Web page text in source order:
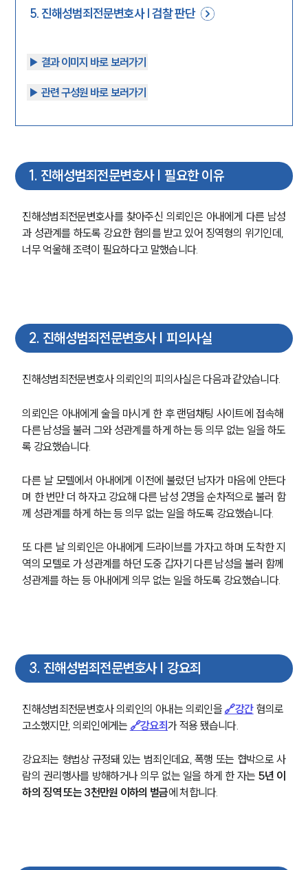
5. 진해성범죄전문변호사 | 검찰 판단
▶︎ 결과 이미지 바로 보러가기
▶︎ 관련 구성원 바로 보러가기
1 . 진해성범죄전문변호사 | 필요한 이유
진해성범죄전문변호사를 찾아주신 의뢰인은 아내에게 다른 남성
과 성관계를 하도록 강요한 혐의를 받고 있어 징역형의 위기인데,
너무 억울해 조력이 필요하다고 말했습니다.
2. 진해성범죄전문변호사 | 피의사실
진해성범죄전문변호사 의뢰인의 피의사실은 다음과 같았습니다.
의뢰인은 아내에게 술을 마시게 한 후 랜덤채팅 사이트에 접속해
다른 남성을 불러 그와 성관계를 하게 하는 등 의무 없는 일을 하도
록 강요했습니다.
다른 날 모텔에서 아내에게 이전에 불렀던 남자가 마음에 안든다
며 한 번만 더 하자고 강요해 다른 남성 2명을 순차적으로 불러 함
께 성관계를 하게 하는 등 의무 없는 일을 하도록 강요했습니다.
또 다른 날 의뢰인은 아내에게 드라이브를 가자고 하며 도착한 지
역의 모텔로 가 성관계를 하던 도중 갑자기 다른 남성을 불러 함께
성관계를 하는 등 아내에게 의무 없는 일을 하도록 강요했습니다.
3. 진해성범죄전문변호사 | 강요죄
진해성범죄전문변호사 의뢰인의 아내는 의뢰인을 🔗강간 혐의로
고소했지만, 의뢰인에게는 🔗강요죄가 적용 됐습니다.
강요죄는 형법상 규정돼 있는 범죄인데요, 폭행 또는 협박으로 사
람의 권리행사를 방해하거나 의무 없는 일을 하게 한 자는 5년 이
하의 징역 또는 3천만원 이하의 벌금에 처합니다.